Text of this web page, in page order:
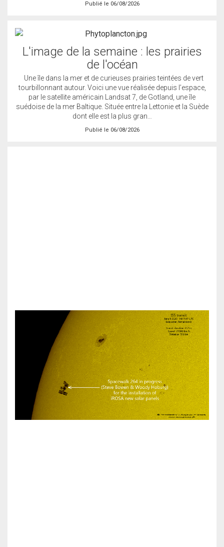
Publié le 06/08/2026
L'image de la semaine : les prairies
de l'océan
Une île dans la mer et de curieuses prairies teintées de vert
tourbillonnant autour. Voici une vue réalisée depuis l’espace,
par le satellite américain Landsat 7, de Gotland, une île
suédoise de la mer Baltique. Située entre la Lettonie et la Suède
dont elle est la plus gran…
Publié le 06/08/2026